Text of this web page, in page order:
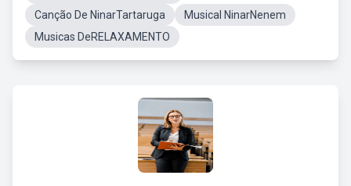
Canção De NinarTartaruga
Musical NinarNenem
Musicas DeRELAXAMENTO